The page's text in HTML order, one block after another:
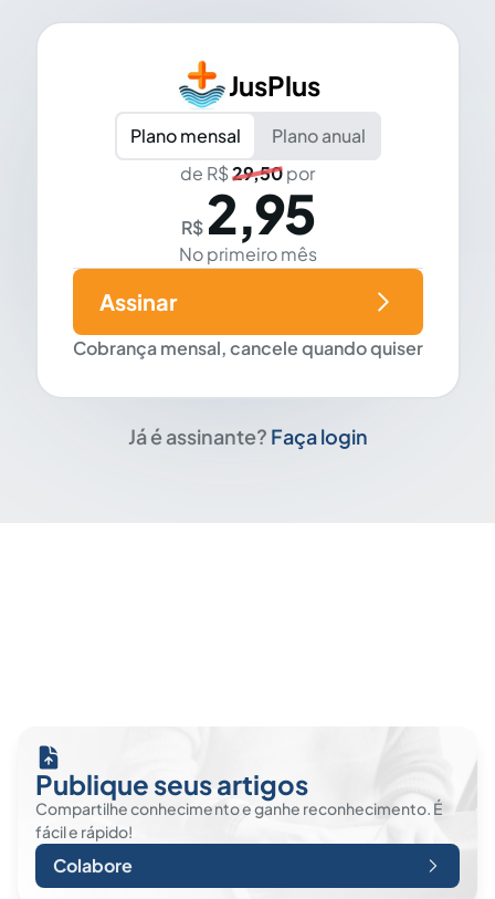
JusPlus
Plano mensal
Plano anual
de R$29,50por
R$ 2,95
No primeiro mês
Cobrança mensal, cancele quando quiser
Assinar
Já é assinante? Faça login
Publique seus artigos
Compartilhe conhecimento e ganhe reconhecimento. É
fácil e rápido!
Colabore